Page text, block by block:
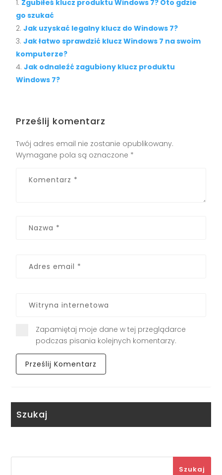
Zgubiłeś klucz produktu Windows 7? Oto gdzie
go szukać
Jak uzyskać legalny klucz do Windows 7?
Jak łatwo sprawdzić klucz Windows 7 na swoim
komputerze?
Jak odnaleźć zagubiony klucz produktu
Windows 7?
Prześlij komentarz
Twój adres email nie zostanie opublikowany.
Wymagane pola są oznaczone *
Zapamiętaj moje dane w tej przeglądarce
podczas pisania kolejnych komentarzy.
Szukaj
Szukaj